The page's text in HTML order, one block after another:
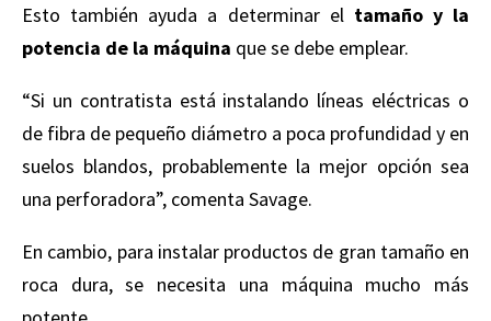
Esto también ayuda a determinar el tamaño y la
potencia de la máquina que se debe emplear.
“Si un contratista está instalando líneas eléctricas o
de fibra de pequeño diámetro a poca profundidad y en
suelos blandos, probablemente la mejor opción sea
una perforadora”, comenta Savage.
En cambio, para instalar productos de gran tamaño en
roca dura, se necesita una máquina mucho más